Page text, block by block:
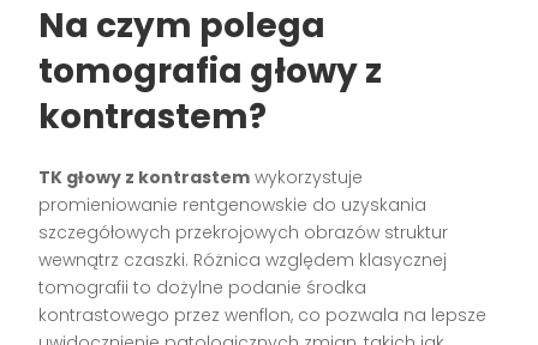
Na czym polega
tomografia głowy z
kontrastem?
TK głowy z kontrastem wykorzystuje
promieniowanie rentgenowskie do uzyskania
szczegółowych przekrojowych obrazów struktur
wewnątrz czaszki. Różnica względem klasycznej
tomografii to dożylne podanie środka
kontrastowego przez wenflon, co pozwala na lepsze